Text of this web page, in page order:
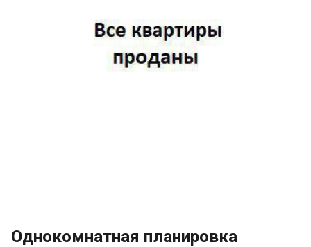
Однокомнатная планировка